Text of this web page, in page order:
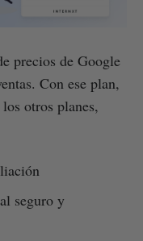
precios de Google
Con ese plan,
otros planes,
seguro y